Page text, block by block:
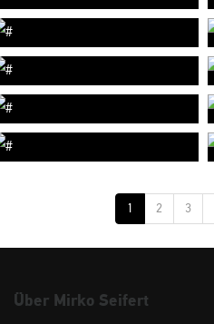
1 2 3
Über Mirko Seifert